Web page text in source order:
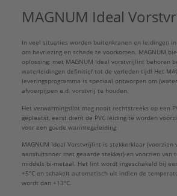
Max. houdtemperatuur:
13 °C
Nom. spanning:
230 V
Oppervlaktebehandeling afscherming:
Toepassing: Leidingverwarming
Verwarmingsvermogen: 10 W/m
Type:
2 meter - 20 Watt / 230 Volt
Serie: Ideal
MAGNUM Ideal
In veel situaties worden buitenkranen en leidingen
om bevriezing en schade te voorkomen. MAGNUM
oplossing: met MAGNUM Ideal vorstvrijlint behoren
waterleidingen definitief tot de verleden tijd! Het
leveringsprogramma is speciaal ontworpen om
afvoerpijpen e.d. vorstvrij te houden.
Het verwarmingslint mag nooit rechtstreeks op een
geplaatst, eerst dient de PVC leiding te worden
voor een goede warmtegeleiding
MAGNUM Ideal Vorstvrijlint is stekkerklaar (voorzien
aansluitsnoer met geaarde stekker) en voorzien van
middels bi-metaal. Het lint wordt ingeschakeld bij
+5°C en schakelt automatisch uit indien de
wordt dan +13°C.